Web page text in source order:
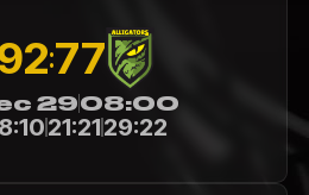
:77
2908:00
21:2129:22